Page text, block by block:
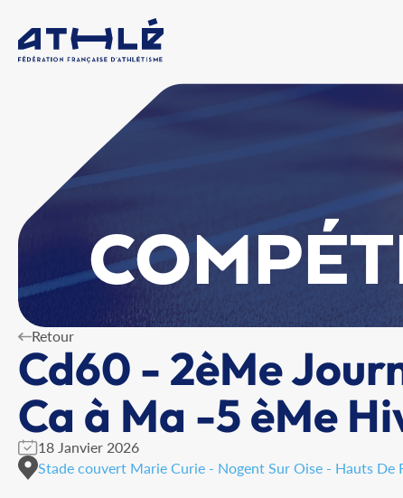
Retour
Cd60 - 2èMe
Ca à Ma -5 èMe
18 Janvier 2026
Stade couvert Marie Curie - Nogent Sur Oise - Hauts De